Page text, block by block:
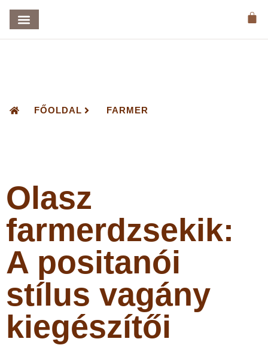
FŐOLDAL FARMER
Olasz
farmerdzsekik:
A positanói
stílus vagány
kiegészítői